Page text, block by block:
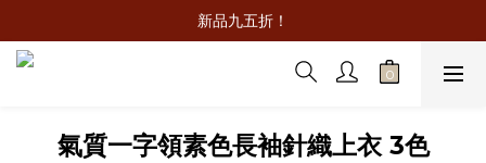
新品九五折！
氣質一字領素色長袖針織上衣 3色